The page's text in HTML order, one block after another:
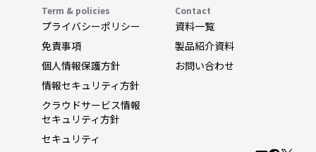
Term & policies
プライバシーポリシー
免責事項
個人情報保護方針
情報セキュリティ方針
クラウドサービス情報
セキュリティ方針
セキュリティ
Contact
資料一覧
製品紹介資料
お問い合わせ